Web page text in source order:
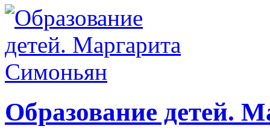
Образование детей.